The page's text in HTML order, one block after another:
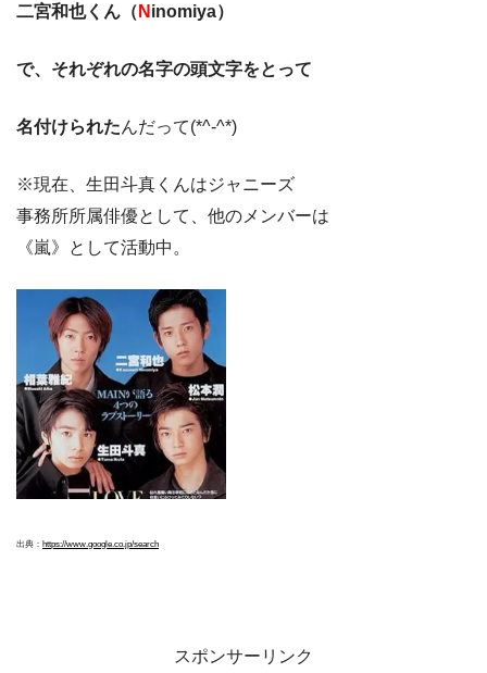
二宮和也くん（ N inomiya）
で、それぞれの名字の頭文字をとって
名付けられたんだって(*^-^*)
※現在、生田斗真くんはジャニーズ
事務所所属俳優として、他のメンバーは
《嵐》として活動中。
出典： https://www.google.co.jp/search
スポンサーリンク